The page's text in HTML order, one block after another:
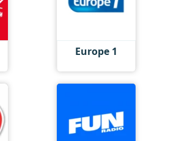
Europe 1